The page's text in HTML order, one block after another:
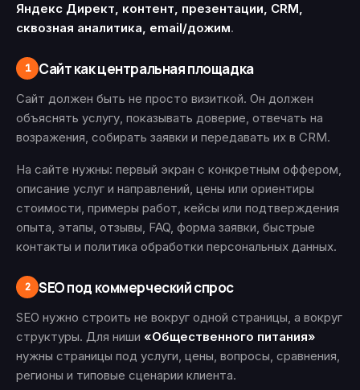
Яндекс Директ, контент, презентации, CRM,
сквозная аналитика, email/дожим.
1 Сайт как центральная площадка
Сайт должен быть не просто визиткой. Он должен
объяснять услугу, показывать доверие, отвечать на
возражения, собирать заявки и передавать их в CRM.
На сайте нужны: первый экран с конкретным оффером,
описание услуг и направлений, цены или ориентиры
стоимости, примеры работ, кейсы или подтверждения
опыта, этапы, отзывы, FAQ, форма заявки, быстрые
контакты и политика обработки персональных данных.
2 SEO под коммерческий спрос
SEO нужно строить не вокруг одной страницы, а вокруг
структуры. Для ниши «Общественного питания»
нужны страницы под услуги, цены, вопросы, сравнения,
регионы и типовые сценарии клиента.